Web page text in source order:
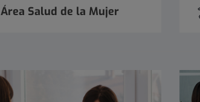
Área Salud de la Mujer